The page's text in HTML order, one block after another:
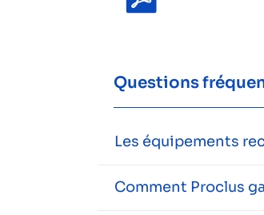
Questions
Les équipements
Comment Proclus